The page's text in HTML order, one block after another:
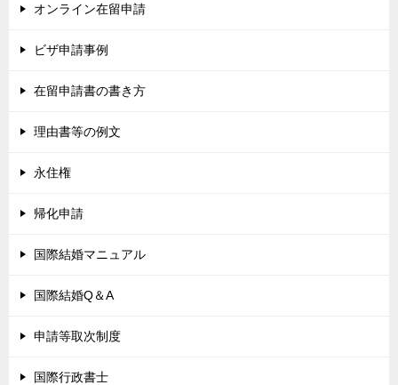
オンライン在留申請
ビザ申請事例
在留申請書の書き方
理由書等の例文
永住権
帰化申請
国際結婚マニュアル
国際結婚Q＆A
申請等取次制度
国際行政書士